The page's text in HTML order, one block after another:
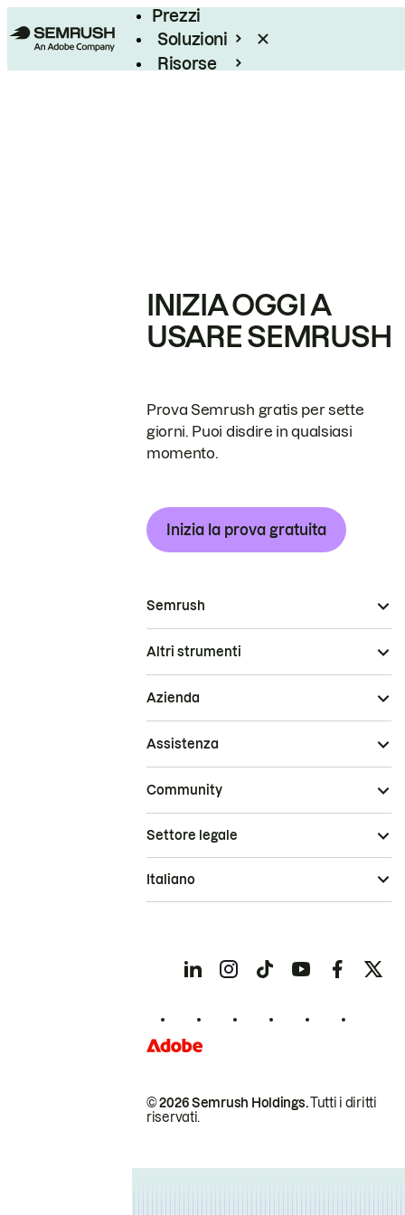
Prezzi
Soluzioni
Risorse
INIZIA OGGI A
USARE SEMRUSH
Prova Semrush gratis per sette
giorni. Puoi disdire in qualsiasi
momento.
Inizia la prova gratuita
Semrush
Altri strumenti
Azienda
Assistenza
Community
© 2026 Semrush Holdings.Tutti i diritti
riservati.
Settore legale
Italiano